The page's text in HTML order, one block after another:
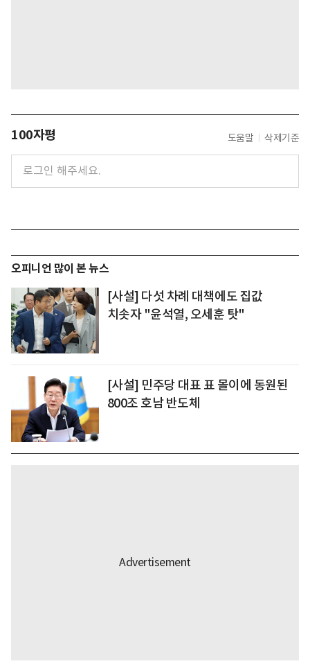
100자평 도움말 삭제기준
오피니언 많이 본 뉴스
[사설] 다섯 차례 대책에도 집값
치솟자 "윤석열, 오세훈 탓"
[사설] 민주당 대표 표 몰이에 동원된
800조 호남 반도체